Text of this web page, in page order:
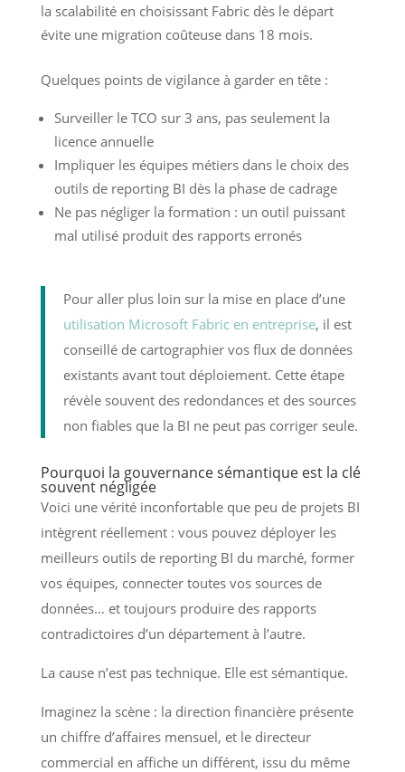
la scalabilité en choisissant Fabric dès le départ
évite une migration coûteuse dans 18 mois.
Quelques points de vigilance à garder en tête :
Surveiller le TCO sur 3 ans, pas seulement la
licence annuelle
Impliquer les équipes métiers dans le choix des
outils de reporting BI dès la phase de cadrage
Ne pas négliger la formation : un outil puissant
mal utilisé produit des rapports erronés
Pour aller plus loin sur la mise en place d’une
utilisation Microsoft Fabric en entreprise, il est
conseillé de cartographier vos flux de données
existants avant tout déploiement. Cette étape
révèle souvent des redondances et des sources
non fiables que la BI ne peut pas corriger seule.
Pourquoi la gouvernance sémantique est la clé
souvent négligée
Voici une vérité inconfortable que peu de projets BI
intègrent réellement : vous pouvez déployer les
meilleurs outils de reporting BI du marché, former
vos équipes, connecter toutes vos sources de
données… et toujours produire des rapports
contradictoires d’un département à l’autre.
La cause n’est pas technique. Elle est sémantique.
Imaginez la scène : la direction financière présente
un chiffre d’affaires mensuel, et le directeur
commercial en affiche un différent, issu du même